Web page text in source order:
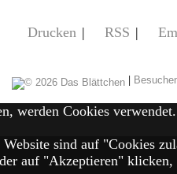
Drucken | RSS |
|
werden Cookies
sind auf "Cookies
auf "Akzeptieren"